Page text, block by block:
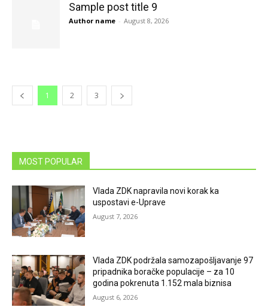
Sample post title 9
Author name - August 8, 2026
1 2 3
MOST POPULAR
Vlada ZDK napravila novi korak ka
uspostavi e-Uprave
August 7, 2026
Vlada ZDK podržala samozapošljavanje 97
pripadnika boračke populacije – za 10
godina pokrenuta 1.152 mala biznisa
August 6, 2026